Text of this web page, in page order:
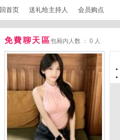
回首页 送礼给主持人 会员购点
免費聊天區包厢内人数 ： 0 人